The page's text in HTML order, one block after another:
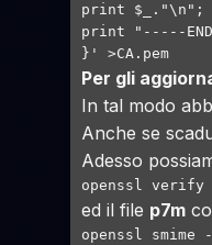
print $_."\n";
print "-----END
}' >CA.pem
Per gli
In tal modo
Anche se
Adesso
openssl verify
ed il file p7m
openssl smime